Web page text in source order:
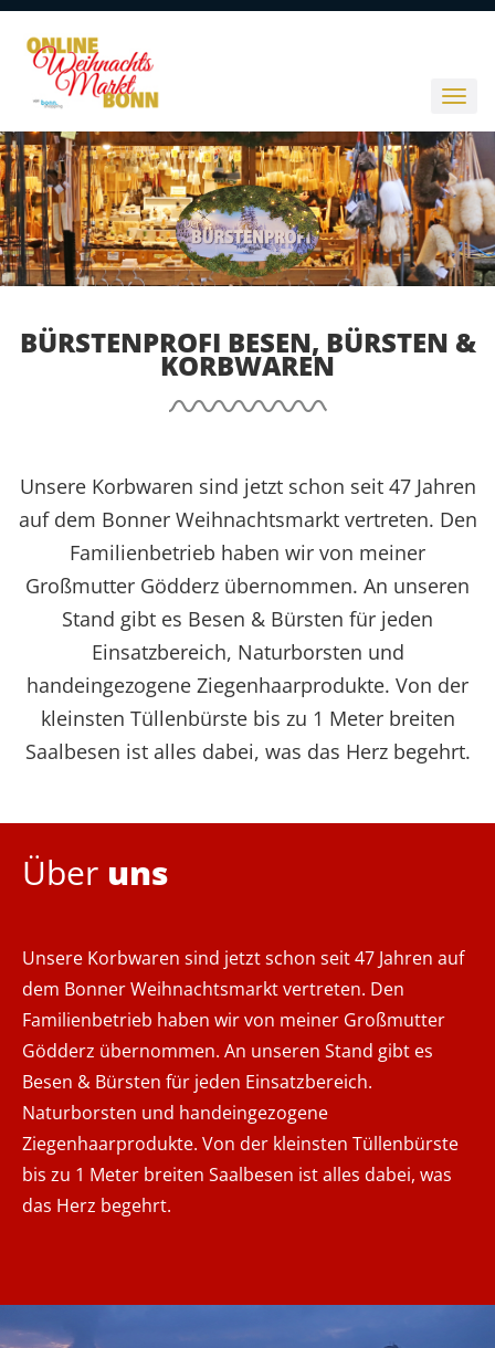
BÜRSTENPROFI BESEN, BÜRSTEN &
KORBWAREN
Unsere Korbwaren sind jetzt schon seit 47 Jahren
auf dem Bonner Weihnachtsmarkt vertreten. Den
Familienbetrieb haben wir von meiner
Großmutter Gödderz übernommen. An unseren
Stand gibt es Besen & Bürsten für jeden
Einsatzbereich, Naturborsten und
handeingezogene Ziegenhaarprodukte. Von der
kleinsten Tüllenbürste bis zu 1 Meter breiten
Saalbesen ist alles dabei, was das Herz begehrt.
Über uns
Unsere Korbwaren sind jetzt schon seit 47 Jahren auf
dem Bonner Weihnachtsmarkt vertreten. Den
Familienbetrieb haben wir von meiner Großmutter
Gödderz übernommen. An unseren Stand gibt es
Besen & Bürsten für jeden Einsatzbereich.
Naturborsten und handeingezogene
Ziegenhaarprodukte. Von der kleinsten Tüllenbürste
bis zu 1 Meter breiten Saalbesen ist alles dabei, was
das Herz begehrt.